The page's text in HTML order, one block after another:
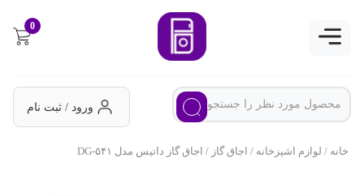
0
ورود / ثبت نام
خانه/ لوازم اشپزخانه/ اجاق گاز/ اجاق گاز داتیس مدل DG-۵۴۱